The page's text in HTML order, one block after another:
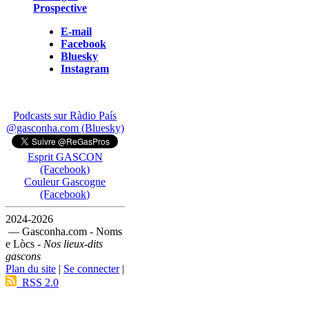
Prospective
E-mail
Facebook
Bluesky
Instagram
Podcasts sur Ràdio País
@gasconha.com (Bluesky)
Esprit GASCON
(Facebook)
Couleur Gascogne
(Facebook)
2024-2026
— Gasconha.com - Noms
e Lòcs - Nos lieux-dits
gascons
Plan du site | Se connecter|
RSS 2.0